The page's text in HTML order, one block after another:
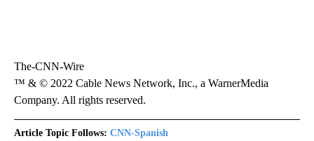
The-CNN-Wire
™ & © 2022 Cable News Network, Inc., a WarnerMedia
Company. All rights reserved.
Article Topic Follows: CNN-Spanish